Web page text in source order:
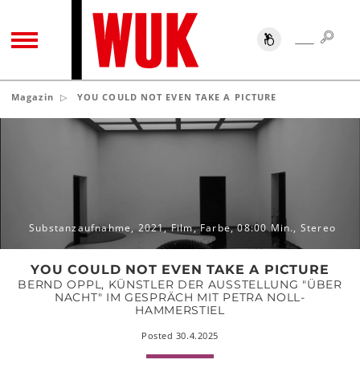
TOGGLE NAVIGATION SUCHE
Magazin YOU COULD NOT EVEN TAKE A PICTURE
PICTURE
Substanzaufnahme, 2021, Film, Farbe, 08:00 Min., Stereo
YOU COULD NOT EVEN TAKE A PICTURE
BERND OPPL, KÜNSTLER DER AUSSTELLUNG "ÜBER
NACHT" IM GESPRÄCH MIT PETRA NOLL-
HAMMERSTIEL
Posted 30.4.2025